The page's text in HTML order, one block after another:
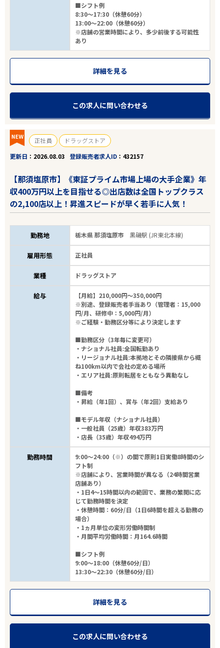
■シフト例
8:30～17:30（休憩60分）
13:00～22:00（休憩60分）
※店舗の営業時間により、多少前後する可能性
あり
詳細を見る
この求人に問い合わせる
NEW 正社員
ドラッグストア
更新日
2026.08.03 登録販売者求人ID 432157
【那須塩原市】《東証プライム市場上場の大手企業》年
収400万円以上を目指せる◎出店数は全国トップクラス
の2,100店以上！昇進スピードが早く若手に人気！
勤務地 栃木県 那須塩原市黒磯駅 (JR東北本線)
雇用形態 正社員
業種 ドラッグストア
給与
【月給】210,000円～350,000円
※別途、登録販売者手当あり（管理者：15,000
円/月、研修中：5,000円/月）
※ご経験・勤務区分等により決定します
■勤務区分（3年毎に変更可）
・ナショナル社員:全国転勤あり
・リージョナル社員:本拠地とその隣接県から概
ね100km以内で会社の定める場所
・エリア社員:原則転居をともなう異動なし
■備考
・昇給（年1回）、賞与（年2回）支給あり
■モデル年収（ナショナル社員）
・一般社員（25歳）年収383万円
・店長（35歳）年収494万円
勤務時間
9:00～24:00（※）の間で原則1日実働8時間のシ
フト制
※店舗により、営業時間が異なる（24時間営業
店舗あり）
・1日4～15時間以内の範囲で、業務の繁閑に応
じて勤務時間を決定
・休憩時間：60分/日（1日6時間を超える勤務の
場合）
・1ヵ月単位の変形労働時間制
・月間平均労働時間：月164.6時間
■シフト例
9:00～18:00（休憩60分/日）
13:30～22:30（休憩60分/日）
詳細を見る
この求人に問い合わせる